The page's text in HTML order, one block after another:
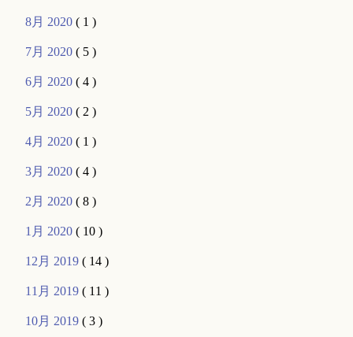
8月 2020( 1 )
7月 2020( 5 )
6月 2020( 4 )
5月 2020( 2 )
4月 2020( 1 )
3月 2020( 4 )
2月 2020( 8 )
1月 2020( 10 )
12月 2019( 14 )
11月 2019( 11 )
10月 2019( 3 )